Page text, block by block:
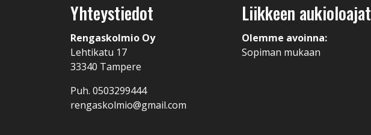
Yhteystiedot
Rengaskolmio Oy
Lehtikatu 17
33340 Tampere
Puh. 0503299444
rengaskolmio@gmail.com
Liikkeen aukioloajat
Olemme avoinna:
Sopiman mukaan